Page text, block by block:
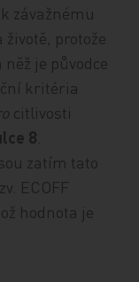
závažnému
protože
je původce
kritéria
citlivosti
8
zatím tato
ECOFF
hodnota je